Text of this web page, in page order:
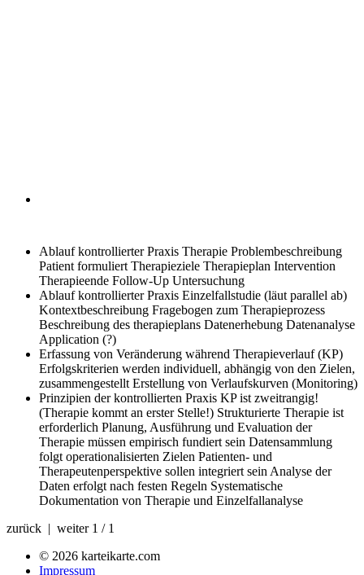
Ablauf kontrollierter Praxis Therapie Problembeschreibung
Patient formuliert Therapieziele Therapieplan Intervention
Therapieende Follow-Up Untersuchung
Ablauf kontrollierter Praxis Einzelfallstudie (läut parallel ab)
Kontextbeschreibung Fragebogen zum Therapieprozess
Beschreibung des therapieplans Datenerhebung Datenanalyse
Application (?)
Erfassung von Veränderung während Therapieverlauf (KP)
Erfolgskriterien werden individuell, abhängig von den Zielen,
zusammengestellt Erstellung von Verlaufskurven (Monitoring)
Prinzipien der kontrollierten Praxis KP ist zweitrangig!
(Therapie kommt an erster Stelle!) Strukturierte Therapie ist
erforderlich Planung, Ausführung und Evaluation der
Therapie müssen empirisch fundiert sein Datensammlung
folgt operationalisierten Zielen Patienten- und
Therapeutenperspektive sollen integriert sein Analyse der
Daten erfolgt nach festen Regeln Systematische
Dokumentation von Therapie und Einzelfallanalyse
zurück | weiter 1 / 1
© 2026 karteikarte.com
Impressum